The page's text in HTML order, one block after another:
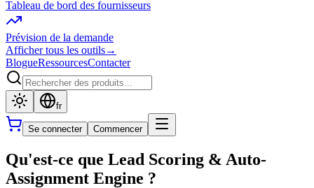
Tableau de bord des fournisseurs
Prévision de la demande
Afficher tous les outils→
BlogueRessourcesContacter
fr
Se connecter Commencer
Qu'est-ce que Lead Scoring & Auto-
Assignment Engine ?